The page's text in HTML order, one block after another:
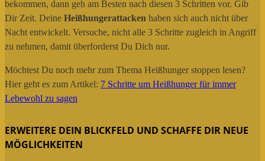
bekommen, dann geh am Besten nach diesen 3 Schritten vor. Gib
Dir Zeit. Deine Heißhungerattacken haben sich auch nicht über
Nacht entwickelt. Versuche, nicht alle 3 Schritte zugleich in Angriff
zu nehmen, damit überforderst Du Dich nur.
Möchtest Du noch mehr zum Thema Heißhunger stoppen lesen?
Hier geht es zum Artikel: 7 Schritte um Heißhunger für immer
Lebewohl zu sagen
ERWEITERE DEIN BLICKFELD UND SCHAFFE DIR NEUE
MÖGLICHKEITEN